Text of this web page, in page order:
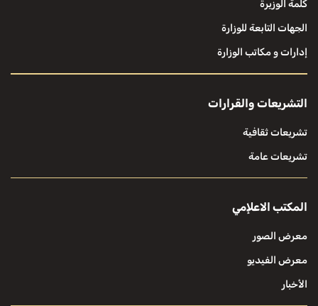
كلمة الوزيرة
الجهات التابعة للوزارة
إدارات و مكاتب الوزارة
التشريعات والقرارات
تشريعات ثقافية
تشريعات عامة
المكتب الاعلإمي
معرض الصور
معرض الفيديو
الأخبار